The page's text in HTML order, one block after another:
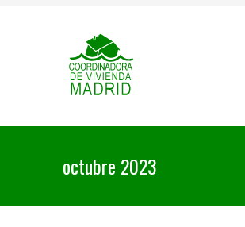
octubre 2023